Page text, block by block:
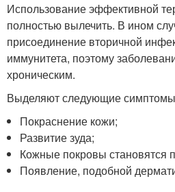
Использование эффективной
полностью вылечить. В ином
присоединение вторичной
иммунитета, поэтому
хроническим.
Выделяют следующие
Покраснение кожи;
Развитие зуда;
Кожные покровы становятся
Появление, подобной